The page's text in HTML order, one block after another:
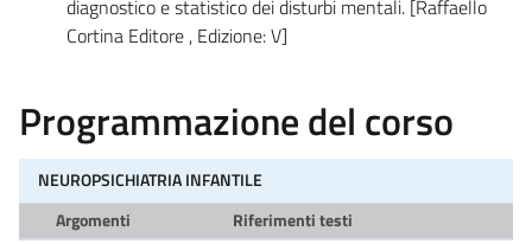
diagnostico e statistico dei disturbi mentali. [Raffaello
Cortina Editore , Edizione: V]
Programmazione del corso
NEUROPSICHIATRIA INFANTILE
Argomenti
Riferimenti testi